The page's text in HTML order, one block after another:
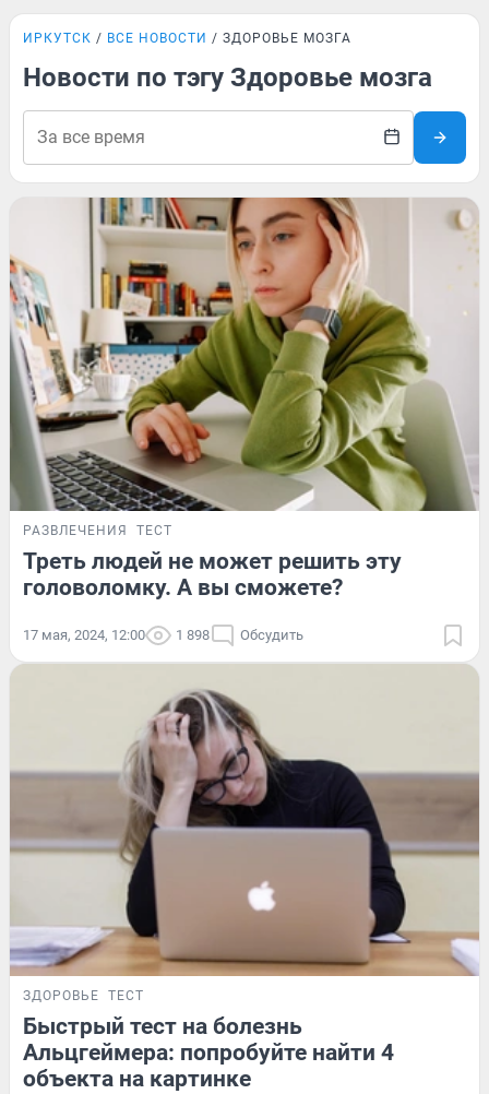
ИРКУТСК ВСЕ НОВОСТИ ЗДОРОВЬЕ МОЗГА
Новости по тэгу Здоровье мозга
РАЗВЛЕЧЕНИЯ ТЕСТ
Треть людей не может решить эту
головоломку. А вы сможете?
17 мая, 2024, 12:00 1 898 Обсудить
ЗДОРОВЬЕ ТЕСТ
Быстрый тест на болезнь
Альцгеймера: попробуйте найти 4
объекта на картинке